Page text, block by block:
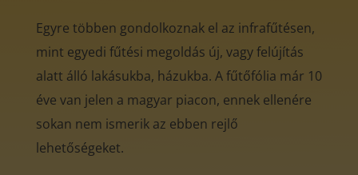
Egyre többen gondolkoznak el az infrafűtésen,
mint egyedi fűtési megoldás új, vagy felújítás
alatt álló lakásukba, házukba. A fűtőfólia már 10
éve van jelen a magyar piacon, ennek ellenére
sokan nem ismerik az ebben rejlő
lehetőségeket.